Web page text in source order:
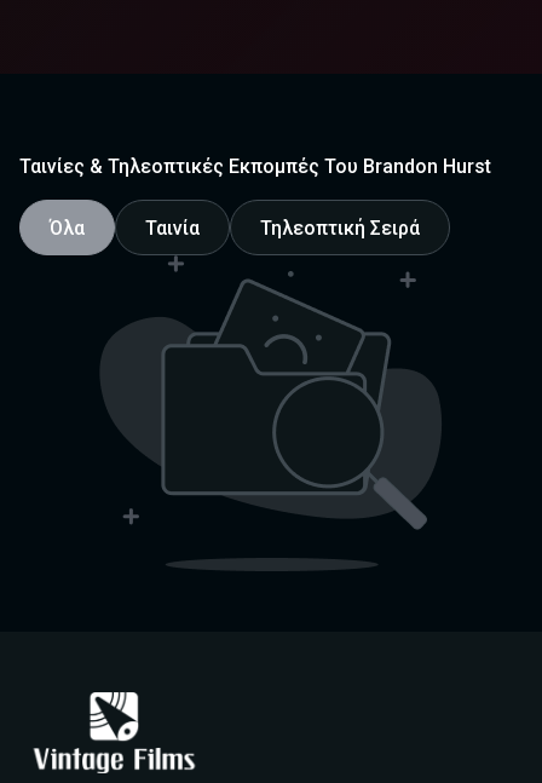
Ταινίες & Τηλεοπτικές Εκπομπές Του Brandon Hurst
Όλα Ταινία Τηλεοπτική Σειρά